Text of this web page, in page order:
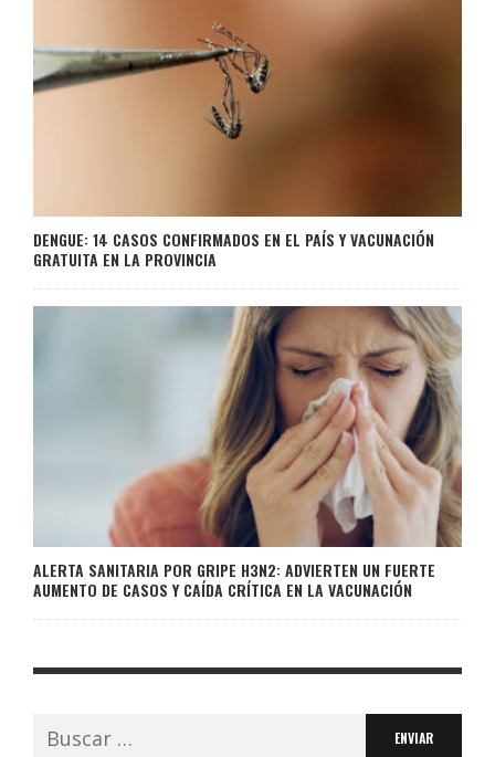
DENGUE: 14 CASOS CONFIRMADOS EN EL PAÍS Y VACUNACIÓN
GRATUITA EN LA PROVINCIA
ALERTA SANITARIA POR GRIPE H3N2: ADVIERTEN UN FUERTE
AUMENTO DE CASOS Y CAÍDA CRÍTICA EN LA VACUNACIÓN
Buscar: